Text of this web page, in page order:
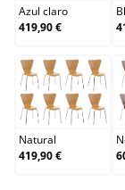
Azul claro
419,90 €
Natural
Natural
419,90 €